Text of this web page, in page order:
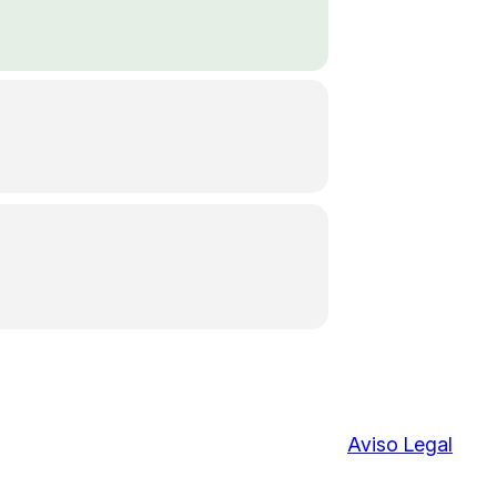
Aviso Legal